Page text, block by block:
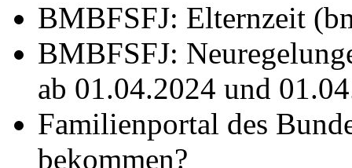
BMBFSFJ: Elternzeit
BMBFSFJ:
ab 01.04.2024 und
Familienportal des
bekommen?